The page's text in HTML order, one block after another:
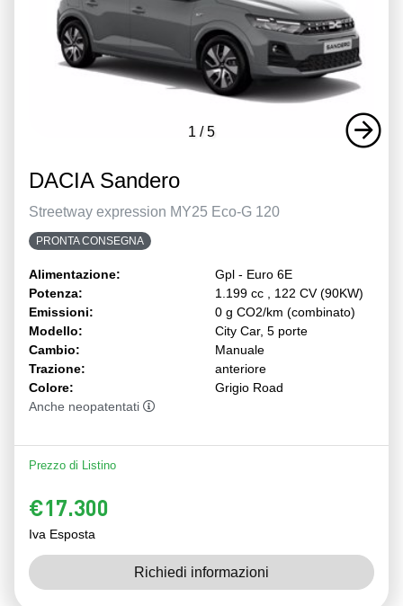
1 /5
DACIA Sandero
Streetway expression MY25 Eco-G 120
PRONTA CONSEGNA
Alimentazione:
Gpl - Euro 6E
Potenza:
1.199 cc , 122 CV (90KW)
Emissioni:
0 g CO2/km (combinato)
Modello:
City Car, 5 porte
Cambio:
Manuale
Trazione:
anteriore
Colore:
Grigio Road
Anche neopatentati
Prezzo di Listino
€17.300
Iva Esposta
Richiedi informazioni